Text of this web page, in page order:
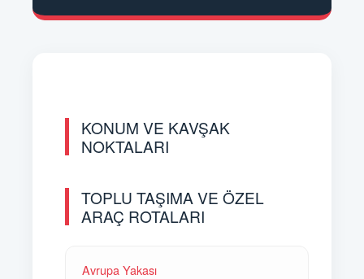
KONUM VE KAVŞAK
NOKTALARI
TOPLU TAŞIMA VE ÖZEL
ARAÇ ROTALARI
Avrupa Yakası